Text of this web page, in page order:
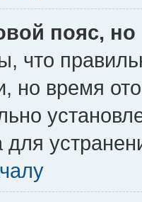
пояс,
что
но время
для